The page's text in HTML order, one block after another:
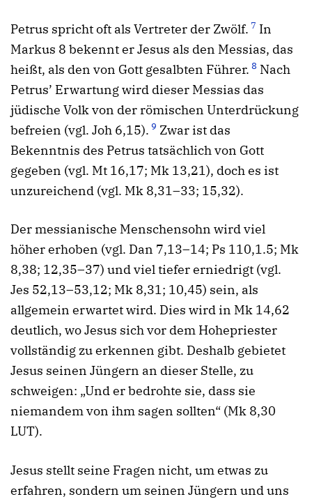
Petrus spricht oft als Vertreter der Zwölf. 7 In
Markus 8 bekennt er Jesus als den Messias, das
heißt, als den von Gott gesalbten Führer. 8 Nach
Petrus’ Erwartung wird dieser Messias das
jüdische Volk von der römischen Unterdrückung
befreien (vgl. Joh 6,15). 9 Zwar ist das
Bekenntnis des Petrus tatsächlich von Gott
gegeben (vgl. Mt 16,17; Mk 13,21), doch es ist
unzureichend (vgl. Mk 8,31–33; 15,32).
Der messianische Menschensohn wird viel
höher erhoben (vgl. Dan 7,13–14; Ps 110,1.5; Mk
8,38; 12,35–37) und viel tiefer erniedrigt (vgl.
Jes 52,13–53,12; Mk 8,31; 10,45) sein, als
allgemein erwartet wird. Dies wird in Mk 14,62
deutlich, wo Jesus sich vor dem Hohepriester
vollständig zu erkennen gibt. Deshalb gebietet
Jesus seinen Jüngern an dieser Stelle, zu
schweigen: „Und er bedrohte sie, dass sie
niemandem von ihm sagen sollten“ (Mk 8,30
LUT).
Jesus stellt seine Fragen nicht, um etwas zu
erfahren, sondern um seinen Jüngern und uns